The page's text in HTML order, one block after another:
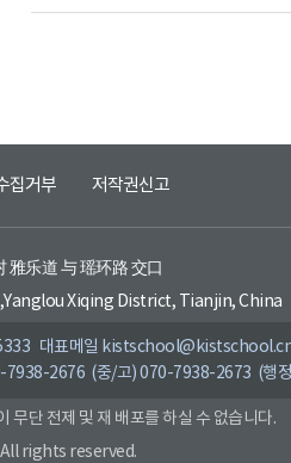
집거부 저작권신고
雅乐道 与 瑶环路 交口
Xiqing District, Tianjin, China
대표메일
7938-2676 (중/고) 070-7938-2673 (행
무단 전제 및 재 배포를 하실 수 없습니다.
rights reserved.